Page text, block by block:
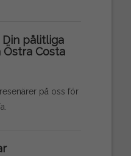
Din pålitliga
Costa
på oss för